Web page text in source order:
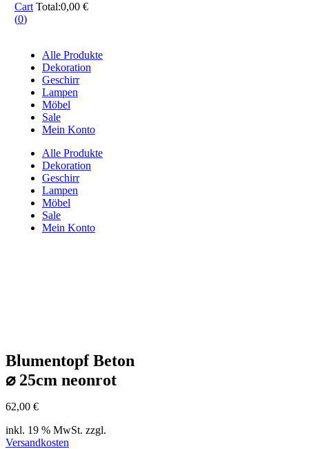
Cart Total:0,00 €
(0)
Alle Produkte
Dekoration
Geschirr
Lampen
Möbel
Sale
Mein Konto
Alle Produkte
Dekoration
Geschirr
Lampen
Möbel
Sale
Mein Konto
Blumentopf Beton
⌀ 25cm neonrot
62,00 €
inkl. 19 % MwSt. zzgl.
Versandkosten